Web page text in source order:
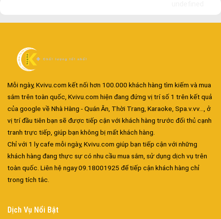
Mỗi ngày, Kvivu.com kết nối hơn 100.000 khách hàng tìm kiếm và mua
sắm trên toàn quốc, Kvivu.com hiện đang đứng vị trí số 1 trên kết quả
của google về Nhà Hàng - Quán Ăn, Thời Trang, Karaoke, Spa.v.vv..., ở
vị trí đầu tiên bạn sẽ được tiếp cận với khách hàng trước đối thủ cạnh
tranh trực tiếp, giúp bạn không bị mất khách hàng.
Chỉ với 1 ly cafe mỗi ngày, Kvivu.com giúp bạn tiếp cận với những
khách hàng đang thực sự có nhu cầu mua sắm, sử dụng dịch vụ trên
toàn quốc. Liên hệ ngay 09.18001925 để tiếp cận khách hàng chỉ
trong tích tắc.
Dịch Vụ Nổi Bật
Đa dạng màu sắc cửa nhôm – Tối ưu màu sắc Kiến Trúc
Cửa nhôm chống gió mưa – Hiên ngang giữa thời tiết khắc
nghiệt
Cửa nhôm kín nước kín khí – Bình yên với những tác nhân bên
Cửa nhôm thông gió – Đưa sinh khí vào ngôi nhà của bạn